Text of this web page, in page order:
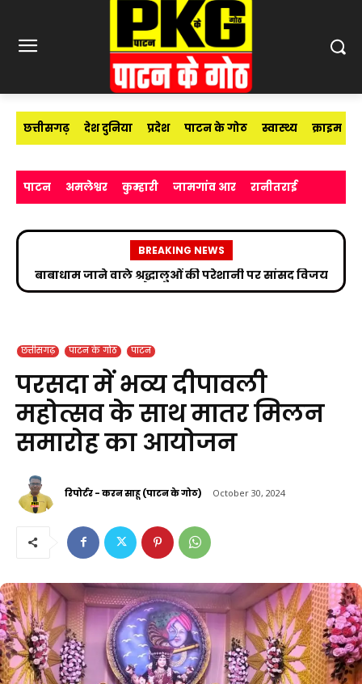
छत्तीसगढ़ देश दुनिया प्रदेश पाटन के गोठ स्वास्थ्य क्राइम
पाटन अमलेश्वर कुम्हारी जामगांव आर रानीतराई
BREAKING NEWS
उप निरीक्षक सुभाष चंद्र यादव ने मीडिया विद्यार्थियों को साइबर
अपराधों के प्रति किया जागरूक
छत्तीसगढ़ पाटन के गोठ पाटन
परसदा में भव्य दीपावली
महोत्सव के साथ मातर मिलन
समारोह का आयोजन
रिपोर्टर - करन साहू (पाटन के गोठ) October 30, 2024